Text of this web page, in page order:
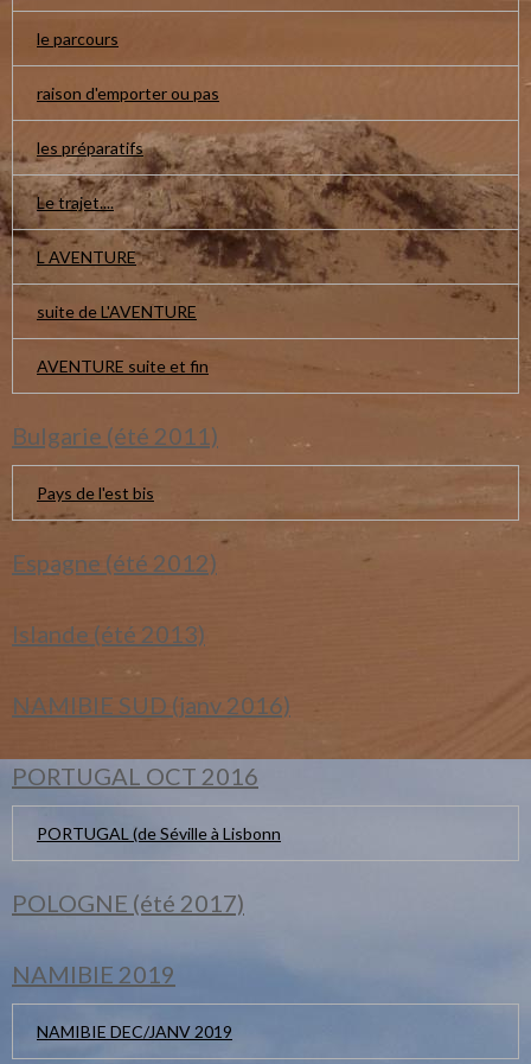
le parcours
raison d'emporter ou pas
les préparatifs
Le trajet....
L AVENTURE
suite de L'AVENTURE
AVENTURE suite et fin
Bulgarie (été 2011)
Pays de l'est bis
Espagne (été 2012)
Islande (été 2013)
NAMIBIE SUD (janv 2016)
PORTUGAL OCT 2016
PORTUGAL (de Séville à Lisbonn
POLOGNE (été 2017)
NAMIBIE 2019
NAMIBIE DEC/JANV 2019